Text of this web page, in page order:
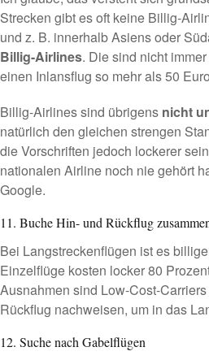
Strecken gibt es oft keine Billig-
und z. B. innerhalb Asiens oder
Billig-Airlines. Die sind nicht
einen Inlansflug so mehr als 50
Billig-Airlines sind übrigens nicht
natürlich den gleichen strengen
die Vorschriften jedoch lockerer
nationalen Airline noch nie gehört
Google.
11. Buche Hin- und Rückflug
Bei Langstreckenflügen ist es
Einzelflüge kosten locker 80
Ausnahmen sind Low-Cost-
Rückflug nachweisen, um in das
12. Suche nach Gabelflügen